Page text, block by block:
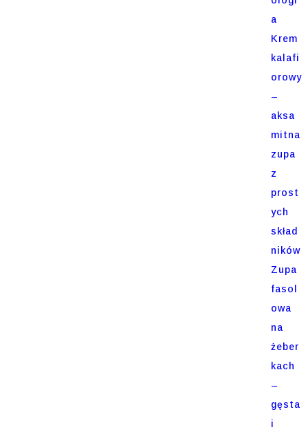
a
Krem
kalafi
orowy
–
aksa
mitna
zupa
z
prost
ych
skład
ników
Zupa
fasol
owa
na
żeber
kach
–
gęsta
i